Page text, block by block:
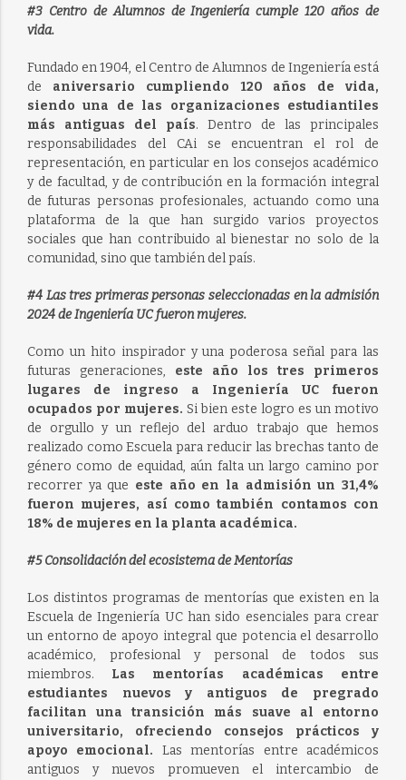
#3 Centro de Alumnos de Ingeniería cumple 120 años de
vida.
Fundado en 1904, el Centro de Alumnos de Ingeniería está
de aniversario cumpliendo 120 años de vida,
siendo una de las organizaciones estudiantiles
más antiguas del país. Dentro de las principales
responsabilidades del CAi se encuentran el rol de
representación, en particular en los consejos académico
y de facultad, y de contribución en la formación integral
de futuras personas profesionales, actuando como una
plataforma de la que han surgido varios proyectos
sociales que han contribuido al bienestar no solo de la
comunidad, sino que también del país.
#4 Las tres primeras personas seleccionadas en la admisión
2024 de Ingeniería UC fueron mujeres.
Como un hito inspirador y una poderosa señal para las
futuras generaciones, este año los tres primeros
lugares de ingreso a Ingeniería UC fueron
ocupados por mujeres. Si bien este logro es un motivo
de orgullo y un reflejo del arduo trabajo que hemos
realizado como Escuela para reducir las brechas tanto de
género como de equidad, aún falta un largo camino por
recorrer ya que este año en la admisión un 31,4%
fueron mujeres, así como también contamos con
18% de mujeres en la planta académica.
#5 Consolidación del ecosistema de Mentorías
Los distintos programas de mentorías que existen en la
Escuela de Ingeniería UC han sido esenciales para crear
un entorno de apoyo integral que potencia el desarrollo
académico, profesional y personal de todos sus
miembros. Las mentorías académicas entre
estudiantes nuevos y antiguos de pregrado
facilitan una transición más suave al entorno
universitario, ofreciendo consejos prácticos y
apoyo emocional. Las mentorías entre académicos
antiguos y nuevos promueven el intercambio de